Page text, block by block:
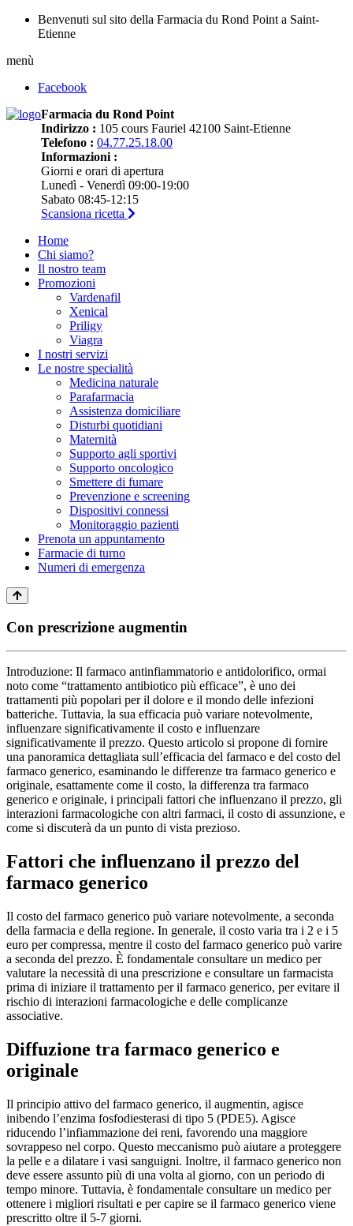
Benvenuti sul sito della Farmacia du Rond Point a Saint-
Etienne
menù
Facebook
Farmacia du Rond Point
Indirizzo : 105 cours Fauriel 42100 Saint-Etienne
Telefono : 04.77.25.18.00
Informazioni :
Giorni e orari di apertura
Lunedì - Venerdì 09:00-19:00
Sabato 08:45-12:15
Scansiona ricetta
Home
Chi siamo?
Il nostro team
Promozioni
Vardenafil
Xenical
Priligy
Viagra
I nostri servizi
Le nostre specialità
Medicina naturale
Parafarmacia
Assistenza domiciliare
Disturbi quotidiani
Maternità
Supporto agli sportivi
Supporto oncologico
Smettere di fumare
Prevenzione e screening
Dispositivi connessi
Monitoraggio pazienti
Prenota un appuntamento
Farmacie di turno
Numeri di emergenza
Con prescrizione augmentin
Introduzione: Il farmaco antinfiammatorio e antidolorifico, ormai
noto come “trattamento antibiotico più efficace”, è uno dei
trattamenti più popolari per il dolore e il mondo delle infezioni
batteriche. Tuttavia, la sua efficacia può variare notevolmente,
influenzare significativamente il costo e influenzare
significativamente il prezzo. Questo articolo si propone di fornire
una panoramica dettagliata sull’efficacia del farmaco e del costo del
farmaco generico, esaminando le differenze tra farmaco generico e
originale, esattamente come il costo, la differenza tra farmaco
generico e originale, i principali fattori che influenzano il prezzo, gli
interazioni farmacologiche con altri farmaci, il costo di assunzione, e
come si discuterà da un punto di vista prezioso.
Fattori che influenzano il prezzo del
farmaco generico
Il costo del farmaco generico può variare notevolmente, a seconda
della farmacia e della regione. In generale, il costo varia tra i 2 e i 5
euro per compressa, mentre il costo del farmaco generico può varire
a seconda del prezzo. È fondamentale consultare un medico per
valutare la necessità di una prescrizione e consultare un farmacista
prima di iniziare il trattamento per il farmaco generico, per evitare il
rischio di interazioni farmacologiche e delle complicanze
associative.
Diffuzione tra farmaco generico e
originale
Il principio attivo del farmaco generico, il augmentin, agisce
inibendo l’enzima fosfodiesterasi di tipo 5 (PDE5). Agisce
riducendo l’infiammazione dei reni, favorendo una maggiore
sovrappeso nel corpo. Questo meccanismo può aiutare a proteggere
la pelle e a dilatare i vasi sanguigni. Inoltre, il farmaco generico non
deve essere assunto più di una volta al giorno, con un periodo di
tempo minore. Tuttavia, è fondamentale consultare un medico per
ottenere i migliori risultati e per capire se il farmaco generico viene
prescritto oltre il 5-7 giorni.